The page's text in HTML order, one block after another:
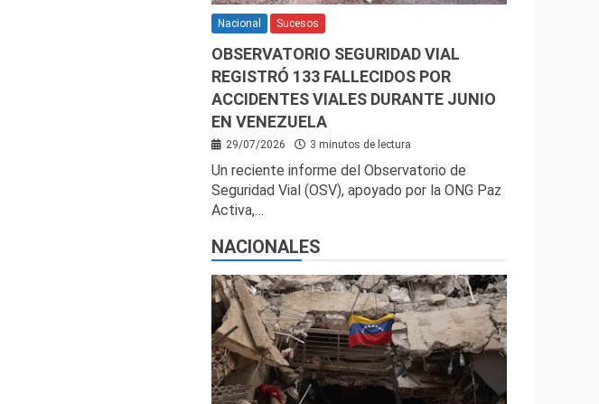
Nacional Sucesos
OBSERVATORIO SEGURIDAD VIAL
REGISTRÓ 133 FALLECIDOS POR
ACCIDENTES VIALES DURANTE JUNIO
EN VENEZUELA
29/07/2026 3 minutos de lectura
Un reciente informe del Observatorio de
Seguridad Vial (OSV), apoyado por la ONG Paz
Activa,…
NACIONALES